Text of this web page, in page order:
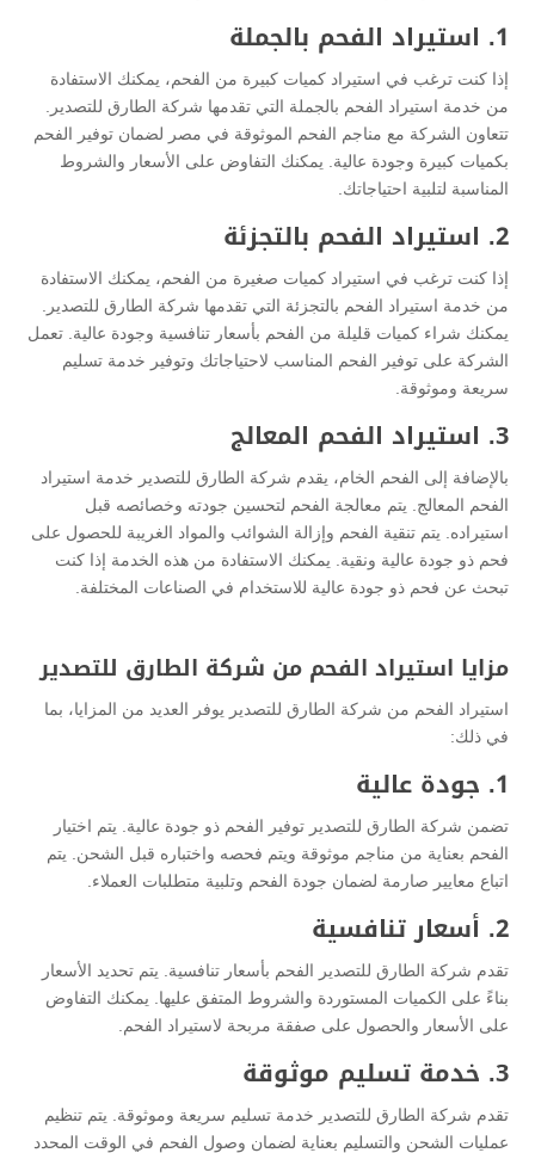
1. استيراد الفحم بالجملة
إذا كنت ترغب في استيراد كميات كبيرة من الفحم، يمكنك الاستفادة
من خدمة استيراد الفحم بالجملة التي تقدمها شركة الطارق للتصدير.
تتعاون الشركة مع مناجم الفحم الموثوقة في مصر لضمان توفير الفحم
بكميات كبيرة وجودة عالية. يمكنك التفاوض على الأسعار والشروط
المناسبة لتلبية احتياجاتك.
2. استيراد الفحم بالتجزئة
إذا كنت ترغب في استيراد كميات صغيرة من الفحم، يمكنك الاستفادة
من خدمة استيراد الفحم بالتجزئة التي تقدمها شركة الطارق للتصدير.
يمكنك شراء كميات قليلة من الفحم بأسعار تنافسية وجودة عالية. تعمل
الشركة على توفير الفحم المناسب لاحتياجاتك وتوفير خدمة تسليم
سريعة وموثوقة.
3. استيراد الفحم المعالج
بالإضافة إلى الفحم الخام، يقدم شركة الطارق للتصدير خدمة استيراد
الفحم المعالج. يتم معالجة الفحم لتحسين جودته وخصائصه قبل
استيراده. يتم تنقية الفحم وإزالة الشوائب والمواد الغريبة للحصول على
فحم ذو جودة عالية ونقية. يمكنك الاستفادة من هذه الخدمة إذا كنت
تبحث عن فحم ذو جودة عالية للاستخدام في الصناعات المختلفة.
مزايا استيراد الفحم من شركة الطارق للتصدير
استيراد الفحم من شركة الطارق للتصدير يوفر العديد من المزايا، بما
في ذلك:
1. جودة عالية
تضمن شركة الطارق للتصدير توفير الفحم ذو جودة عالية. يتم اختيار
الفحم بعناية من مناجم موثوقة ويتم فحصه واختباره قبل الشحن. يتم
اتباع معايير صارمة لضمان جودة الفحم وتلبية متطلبات العملاء.
2. أسعار تنافسية
تقدم شركة الطارق للتصدير الفحم بأسعار تنافسية. يتم تحديد الأسعار
بناءً على الكميات المستوردة والشروط المتفق عليها. يمكنك التفاوض
على الأسعار والحصول على صفقة مربحة لاستيراد الفحم.
3. خدمة تسليم موثوقة
تقدم شركة الطارق للتصدير خدمة تسليم سريعة وموثوقة. يتم تنظيم
عمليات الشحن والتسليم بعناية لضمان وصول الفحم في الوقت المحدد